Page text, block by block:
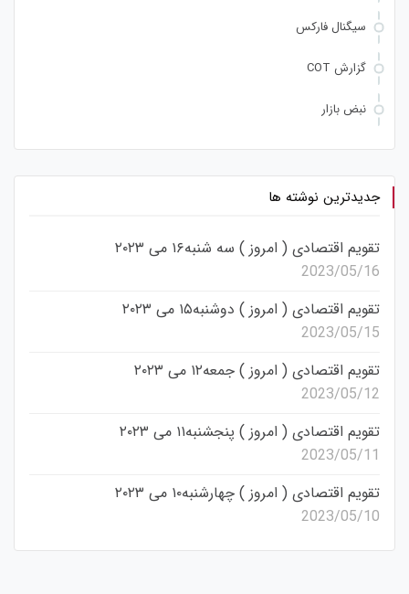
سیگنال فارکس
گزارش COT
نبض بازار
جدیدترین نوشته ها
تقویم اقتصادی ( امروز ) سه شنبه۱۶ می ۲۰۲۳
2023/05/16
تقویم اقتصادی ( امروز ) دوشنبه۱۵ می ۲۰۲۳
2023/05/15
تقویم اقتصادی ( امروز ) جمعه۱۲ می ۲۰۲۳
2023/05/12
تقویم اقتصادی ( امروز ) پنجشنبه۱۱ می ۲۰۲۳
2023/05/11
تقویم اقتصادی ( امروز ) چهارشنبه۱۰ می ۲۰۲۳
2023/05/10